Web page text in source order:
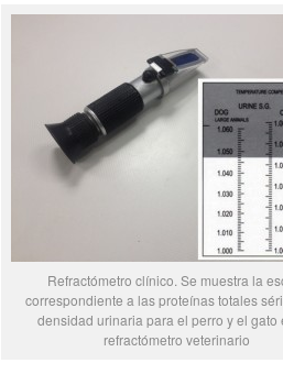
Refractómetro clínico. Se muestra la
correspondiente a las proteínas totales
densidad urinaria para el perro y el gato
refractómetro veterinario